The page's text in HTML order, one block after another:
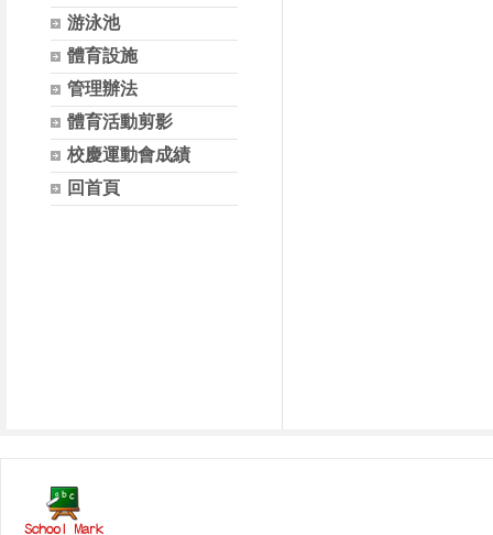
游泳池
體育設施
管理辦法
體育活動剪影
校慶運動會成績
回首頁